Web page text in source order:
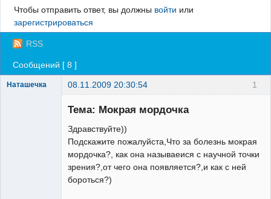
Вход
Чтобы отправить ответ, вы должны войти или
зарегистрироваться
RSS
Сообщений [ 8 ]
1
Наташечка 08.11.2009 20:30:54
Зарегистрированный
Тема: Мокрая мордочка
Здравствуйте))
Подскажите пожалуйста,Что за болезнь мокрая
мордочка?, как она называеися с научной точки
зрения?,от чего она появляется?,и как с ней
бороться?)